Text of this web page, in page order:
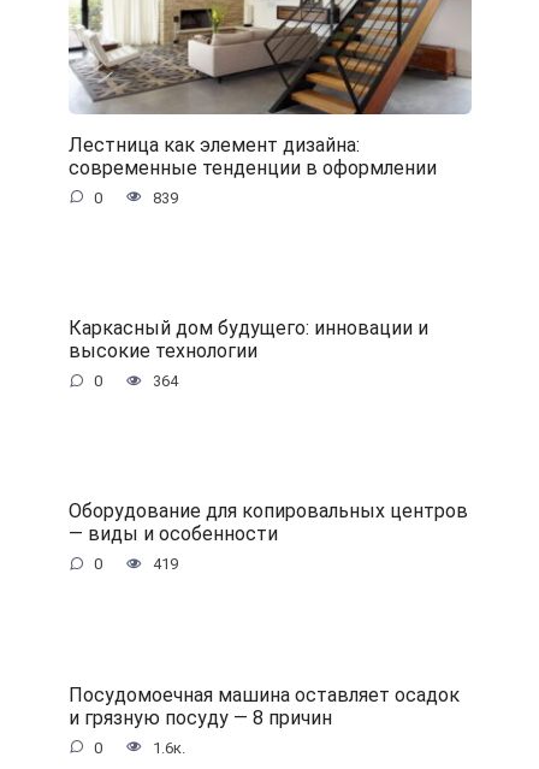
Лестница как элемент дизайна:
современные тенденции в оформлении
0 839
Каркасный дом будущего: инновации и
высокие технологии
0 364
Оборудование для копировальных центров
— виды и особенности
0 419
Посудомоечная машина оставляет осадок
и грязную посуду — 8 причин
0 1.6к.